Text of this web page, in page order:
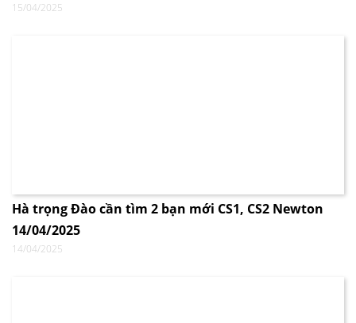
15/04/2025
Hà trọng Đào cần tìm 2 bạn mới CS1, CS2 Newton
14/04/2025
14/04/2025